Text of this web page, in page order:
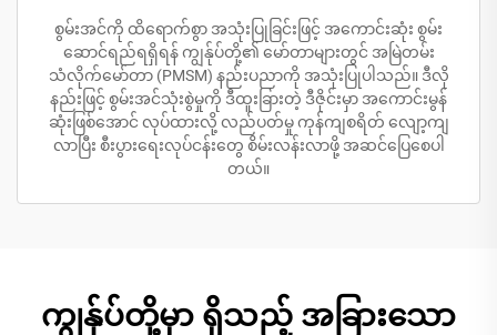
စွမ်းအင်ကို ထိရောက်စွာ အသုံးပြုခြင်းဖြင့် အကောင်းဆုံး စွမ်း
ဆောင်ရည်ရရှိရန် ကျွန်ုပ်တို့၏ မော်တာများတွင် အမြဲတမ်း
သံလိုက်မော်တာ (PMSM) နည်းပညာကို အသုံးပြုပါသည်။ ဒီလို
နည်းဖြင့် စွမ်းအင်သုံးစွဲမှုကို ဒီထူးခြားတဲ့ ဒီဇိုင်းမှာ အကောင်းမွန်
ဆုံးဖြစ်အောင် လုပ်ထားလို့ လည်ပတ်မှု ကုန်ကျစရိတ် လျော့ကျ
လာပြီး စီးပွားရေးလုပ်ငန်းတွေ စိမ်းလန်းလာဖို့ အဆင်ပြေစေပါ
တယ်။
ကျွန်ုပ်တို့မှာ ရှိသည့် အခြားသော